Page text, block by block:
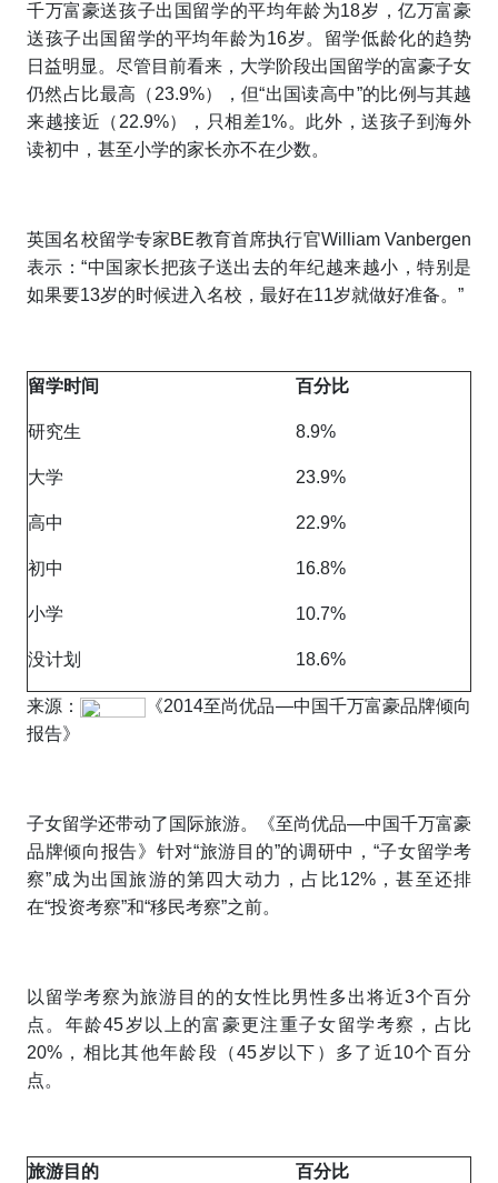
千万富豪送孩子出国留学的平均年龄为18岁，亿万富豪
送孩子出国留学的平均年龄为16岁。留学低龄化的趋势
日益明显。尽管目前看来，大学阶段出国留学的富豪子女
仍然占比最高（23.9%），但“出国读高中”的比例与其越
来越接近（22.9%），只相差1%。此外，送孩子到海外
读初中，甚至小学的家长亦不在少数。
英国名校留学专家BE教育首席执行官William Vanbergen
表示：“中国家长把孩子送出去的年纪越来越小，特别是
如果要13岁的时候进入名校，最好在11岁就做好准备。”
留学时间 百分比
研究生 8.9%
大学 23.9%
高中 22.9%
初中 16.8%
小学 10.7%
没计划 18.6%
来源：
《2014至尚优品—中国千万富豪品牌倾向
报告》
子女留学还带动了国际旅游。《至尚优品—中国千万富豪
品牌倾向报告》针对“旅游目的”的调研中，“子女留学考
察”成为出国旅游的第四大动力，占比12%，甚至还排
在“投资考察”和“移民考察”之前。
以留学考察为旅游目的的女性比男性多出将近3个百分
点。年龄45岁以上的富豪更注重子女留学考察，占比
20%，相比其他年龄段（45岁以下）多了近10个百分
点。
旅游目的 百分比